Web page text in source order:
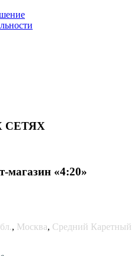
магазин «4:20»
, Москва, Средний Каретный